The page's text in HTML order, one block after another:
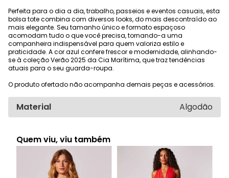
Perfeita para o dia a dia, trabalho, passeios e eventos casuais, esta
bolsa tote combina com diversos looks, do mais descontraído ao
mais elegante. Seu tamanho único e formato espaçoso
acomodam tudo o que você precisa, tornando-a uma
companheira indispensável para quem valoriza estilo e
praticidade. A cor azul confere frescor e modernidade, alinhando-
se à coleção Verão 2025 da Cia Marítima, que traz tendências
atuais para o seu guarda-roupa.
O produto ofertado não acompanha demais peças e acessórios.
Material Algodão
Quem viu, viu também